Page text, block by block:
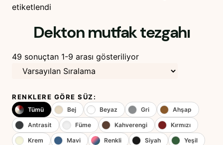
etiketlendi
Dekton mutfak tezgahı
49 sonuçtan 1-9 arası gösteriliyor
RENKLERE GÖRE SÜZ:
Tümü Bej Beyaz Gri Ahşap
Antrasit Füme Kahverengi Kırmızı
Krem Mavi Renkli Siyah Yeşil